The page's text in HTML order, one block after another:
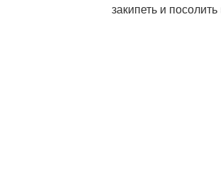
закипеть и